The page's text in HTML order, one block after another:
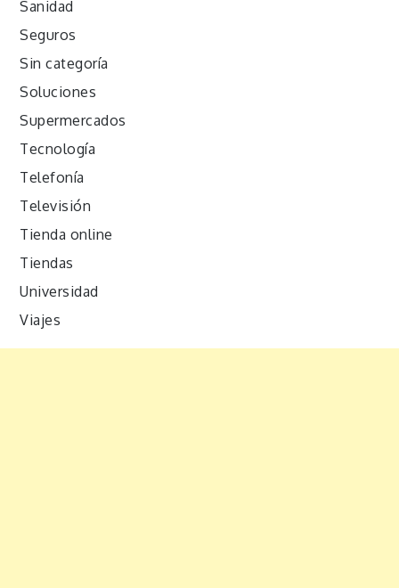
Sanidad
Seguros
Sin categoría
Soluciones
Supermercados
Tecnología
Telefonía
Televisión
Tienda online
Tiendas
Universidad
Viajes